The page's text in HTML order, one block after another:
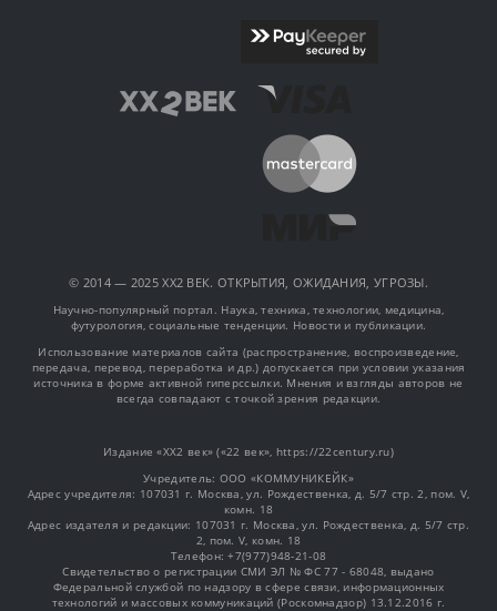
© 2014 — 2025 XX2 ВЕК. ОТКРЫТИЯ, ОЖИДАНИЯ, УГРОЗЫ.
Научно-популярный портал. Наука, техника, технологии, медицина,
футурология, социальные тенденции. Новости и публикации.
Использование материалов сайта (распространение, воспроизведение,
передача, перевод, переработка и др.) допускается при условии указания
источника в форме активной гиперссылки. Мнения и взгляды авторов не
всегда совпадают с точкой зрения редакции.
Издание «XX2 век» («22 век», https://22century.ru)
Учредитель: OOO «КОММУНИКЕЙК»
Адрес учредителя: 107031 г. Москва, ул. Рождественка, д. 5/7 стр. 2, пом. V,
комн. 18
Адрес издателя и редакции: 107031 г. Москва, ул. Рождественка, д. 5/7 стр.
2, пом. V, комн. 18
Телефон: +7(977)948-21-08
Свидетельство о регистрации СМИ ЭЛ № ФС 77 - 68048, выдано
Федеральной службой по надзору в сфере связи, информационных
технологий и массовых коммуникаций (Роскомнадзор) 13.12.2016 г.